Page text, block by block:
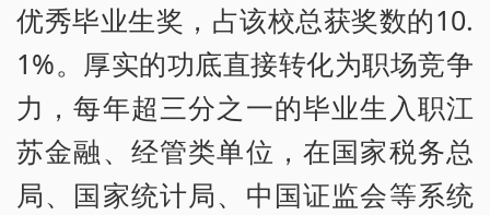
优秀毕业生奖，占该校总获奖数的10.
1%。厚实的功底直接转化为职场竞争
力，每年超三分之一的毕业生入职江
苏金融、经管类单位，在国家税务总
局、国家统计局、中国证监会等系统